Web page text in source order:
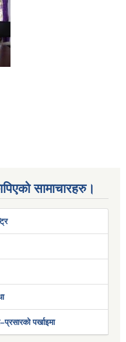
सामाचारहरु।
पर्खाइमा